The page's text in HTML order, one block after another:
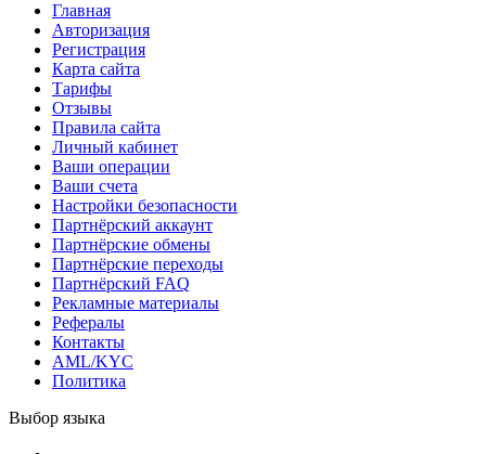
Главная
Авторизация
Регистрация
Карта сайта
Тарифы
Отзывы
Правила сайта
Личный кабинет
Ваши операции
Ваши счета
Настройки безопасности
Партнёрский аккаунт
Партнёрские обмены
Партнёрские переходы
Партнёрский FAQ
Рекламные материалы
Рефералы
Контакты
AML/KYC
Политика
Выбор языка